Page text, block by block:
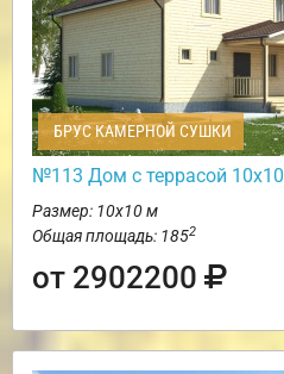
БРУС КАМЕРНОЙ СУШКИ
№113 Дом с террасой 10х10
Размер: 10х10 м
Общая площадь: 1852
от 2902200